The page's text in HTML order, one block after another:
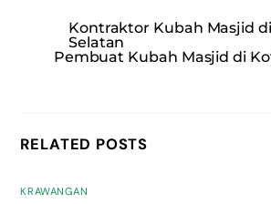
Kontraktor Kubah Masjid
Selatan
Pembuat Kubah Masjid di
RELATED POSTS
KRAWANGAN